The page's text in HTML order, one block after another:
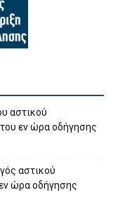
αστικού
εν ώρα οδήγησης
αστικού
ώρα οδήγησης